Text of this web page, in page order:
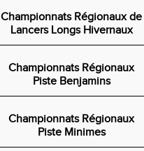
Championnats Régionaux de
Lancers Longs Hivernaux
Championnats Régionaux
Piste Benjamins
Championnats Régionaux
Piste Minimes